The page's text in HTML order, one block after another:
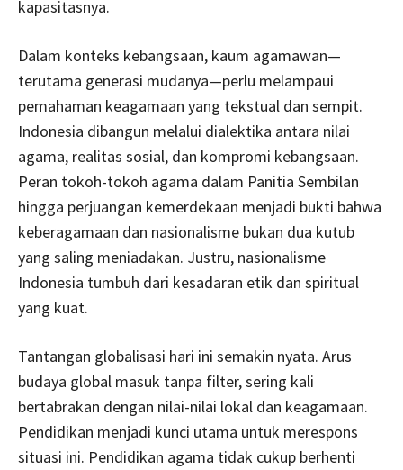
kapasitasnya.
Dalam konteks kebangsaan, kaum agamawan—
terutama generasi mudanya—perlu melampaui
pemahaman keagamaan yang tekstual dan sempit.
Indonesia dibangun melalui dialektika antara nilai
agama, realitas sosial, dan kompromi kebangsaan.
Peran tokoh-tokoh agama dalam Panitia Sembilan
hingga perjuangan kemerdekaan menjadi bukti bahwa
keberagamaan dan nasionalisme bukan dua kutub
yang saling meniadakan. Justru, nasionalisme
Indonesia tumbuh dari kesadaran etik dan spiritual
yang kuat.
Tantangan globalisasi hari ini semakin nyata. Arus
budaya global masuk tanpa filter, sering kali
bertabrakan dengan nilai-nilai lokal dan keagamaan.
Pendidikan menjadi kunci utama untuk merespons
situasi ini. Pendidikan agama tidak cukup berhenti